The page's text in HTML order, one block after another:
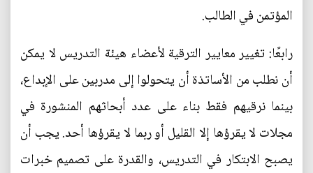
المؤتمن في الطالب.
رابعًا: تغيير معايير الترقية لأعضاء هيئة التدريس لا يمكن
أن نطلب من الأساتذة أن يتحولوا إلى مدربين على الإبداع،
بينما نرقيهم فقط بناء على عدد أبحاثهم المنشورة في
مجلات لا يقرؤها إلا القليل أو ربما لا يقرؤها أحد. يجب أن
يصبح الابتكار في التدريس، والقدرة على تصميم خبرات